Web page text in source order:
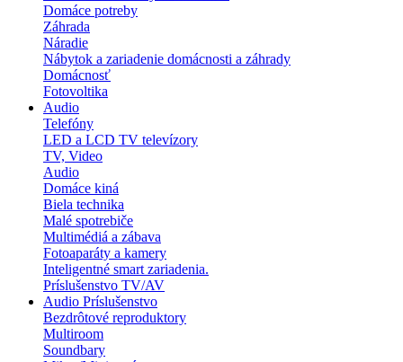
Domáce potreby
Záhrada
Náradie
Nábytok a zariadenie domácnosti a záhrady
Domácnosť
Fotovoltika
Audio
Telefóny
LED a LCD TV televízory
TV, Video
Audio
Domáce kiná
Biela technika
Malé spotrebiče
Multimédiá a zábava
Fotoaparáty a kamery
Inteligentné smart zariadenia.
Príslušenstvo TV/AV
Audio Príslušenstvo
Bezdrôtové reproduktory
Multiroom
Soundbary